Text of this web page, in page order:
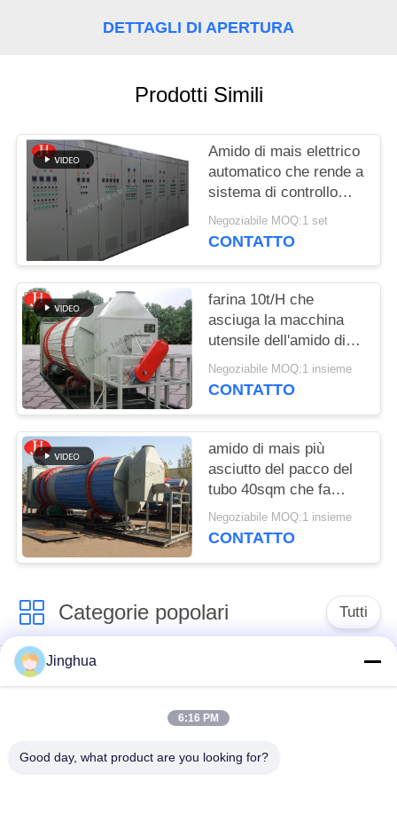
CHIEDI UN
DEL
SITO
POLITICA
SULLA
PRIVACY
DETTAGLI DI APERTURA
Prodotti Simili
Amido di mais elettrico
automatico che rende a
sistema di controllo
prestazione di
funzionamento stabile
Negoziabile MOQ:1 set
CONTATTO
farina 10t/H che
asciuga la macchina
utensile dell'amido di
mais
Negoziabile MOQ:1 insieme
CONTATTO
amido di mais più
asciutto del pacco del
tubo 40sqm che fa
macchina
Negoziabile MOQ:1 insieme
CONTATTO
Categorie popolari Tutti
Attrezzatura di
elaborazione
elaborazione della
farina della manioca
macchina per la
Jinghua
6:16 PM
Good day, what product are you looking for?